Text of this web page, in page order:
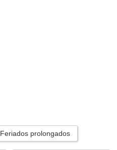
Feriados prolongados